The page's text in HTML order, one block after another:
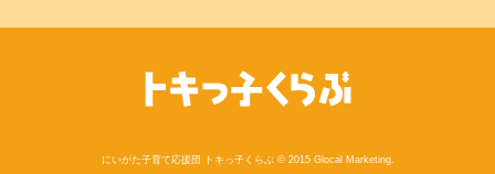
にいがた子育て応援団 トキっ子くらぶ © 2015 Glocal Marketing.